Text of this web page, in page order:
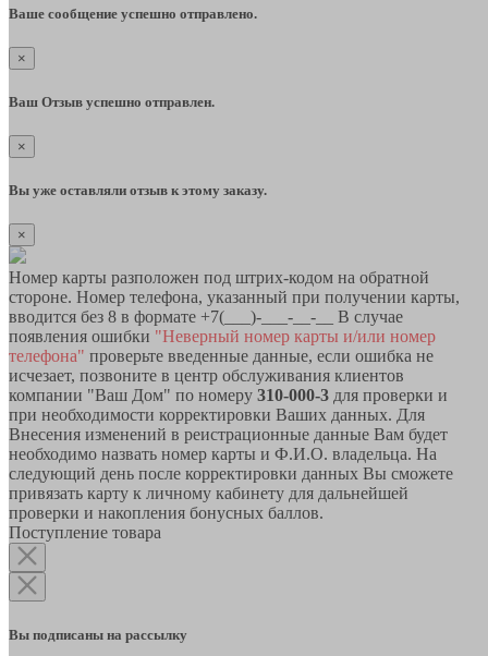
Ваше сообщение успешно отправлено.
×
Ваш Отзыв успешно отправлен.
×
Вы уже оставляли отзыв к этому заказу.
×
Номер карты разположен под штрих-кодом на обратной
стороне. Номер телефона, указанный при получении карты,
вводится без 8 в формате +7(___)-___-__-__ В случае
появления ошибки "Неверный номер карты и/или номер
телефона" проверьте введенные данные, если ошибка не
исчезает, позвоните в центр обслуживания клиентов
компании "Ваш Дом" по номеру 310-000-3 для проверки и
при необходимости корректировки Ваших данных. Для
Внесения изменений в реистрационные данные Вам будет
необходимо назвать номер карты и Ф.И.О. владельца. На
следующий день после корректировки данных Вы сможете
привязать карту к личному кабинету для дальнейшей
проверки и накопления бонусных баллов.
Поступление товара
Вы подписаны на рассылку